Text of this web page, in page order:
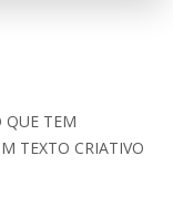
QUE TEM
TEXTO CRIATIVO